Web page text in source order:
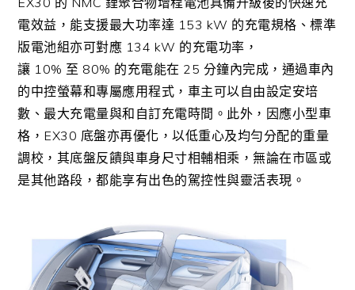
電效益，能支援最大功率達 153 kW 的充電規格、標準
版電池組亦可對應 134 kW 的充電功率，
讓 10% 至 80% 的充電能在 25 分鐘內完成，通過車內
的中控螢幕和專屬應用程式，車主可以自由設定安培
數、最大充電量與和自訂充電時間。此外，因應小型車
格， EX30 底盤亦再優化，以低重心及均勻分配的重量
調校，其底盤反饋與車身尺寸相輔相乘，無論在市區或
是其他路段，都能享有出色的駕控性與靈活表現。